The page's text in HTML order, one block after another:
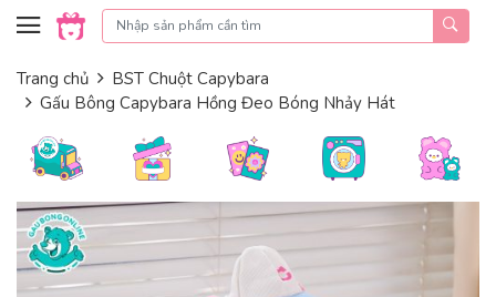
Skip to content
Trang chủ
BST Chuột Capybara
Gấu Bông Capybara Hồng Đeo Bóng Nhảy Hát